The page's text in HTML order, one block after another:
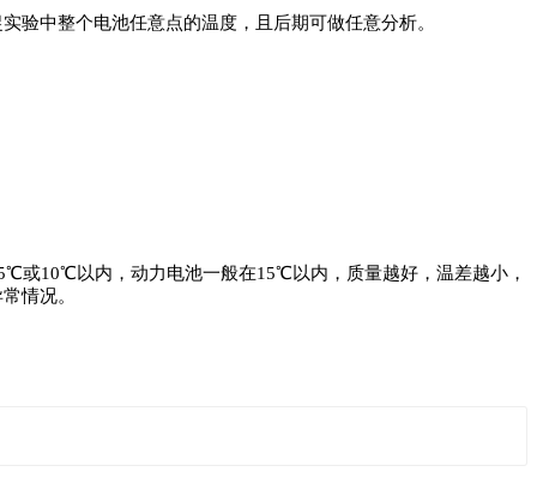
验中整个电池任意点的温度，且后期可做任意分析。
或10℃以内，动力电池一般在15℃以内，质量越好，温差越小，
情况。